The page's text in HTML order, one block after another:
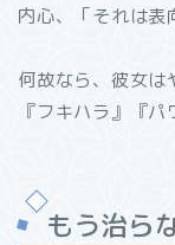
内心、「それは表
何故なら、彼女は
『フキハラ』『
もう治ら